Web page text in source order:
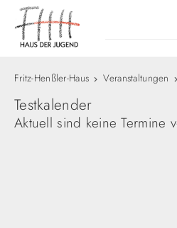
Fritz-Henßler-Haus Veranstaltungen
Testkalender
Aktuell sind keine Termine